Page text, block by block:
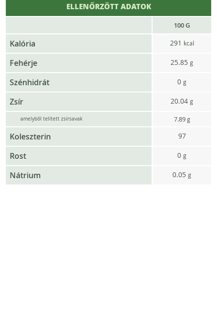
ELLENŐRZÖTT ADATOK
100 G
Kalória 291 kcal
Fehérje 25.85 g
Szénhidrát 0 g
Zsír 20.04 g
amelyből telített zsírsavak 7.89g
Koleszterin 97
Rost 0 g
Nátrium 0.05 g